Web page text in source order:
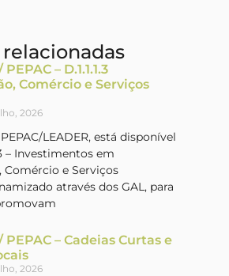
– D.1.1.1.3
Comércio e Serviços
2026
LEADER, está disponível
– Investimentos em
Comércio e Serviços
através dos GAL, para
PEPAC – Cadeias Curtas e
2026